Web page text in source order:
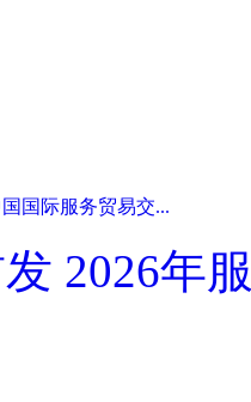
国际服务贸易交...
2026年